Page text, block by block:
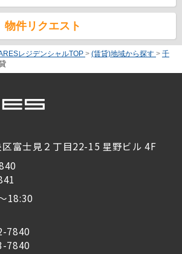
物件リクエスト
レジデンシャルTOP > (賃貸)地域から探す > 千
富士見２丁目22-15 星野ビル 4F
18:30
7840
7840